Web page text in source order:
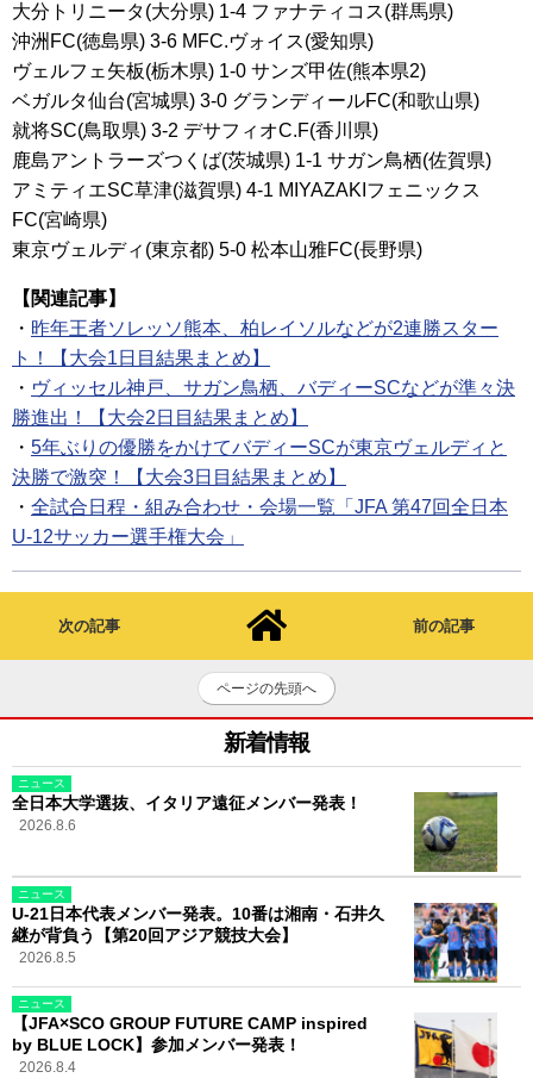
大分トリニータ(大分県) 1-4 ファナティコス(群馬県)
沖洲FC(徳島県) 3-6 MFC.ヴォイス(愛知県)
ヴェルフェ矢板(栃木県) 1-0 サンズ甲佐(熊本県2)
ベガルタ仙台(宮城県) 3-0 グランディールFC(和歌山県)
就将SC(鳥取県) 3-2 デサフィオC.F(香川県)
鹿島アントラーズつくば(茨城県) 1-1 サガン鳥栖(佐賀県)
アミティエSC草津(滋賀県) 4-1 MIYAZAKIフェニックス
FC(宮崎県)
東京ヴェルディ(東京都) 5-0 松本山雅FC(長野県)
【関連記事】
・ 昨年王者ソレッソ熊本、柏レイソルなどが2連勝スター
ト！【大会1日目結果まとめ】
・ ヴィッセル神戸、サガン鳥栖、バディーSCなどが準々決
勝進出！【大会2日目結果まとめ】
・ 5年ぶりの優勝をかけてバディーSCが東京ヴェルディと
決勝で激突！【大会3日目結果まとめ】
・ 全試合日程・組み合わせ・会場一覧「JFA 第47回全日本
U-12サッカー選手権大会」
次の記事 前の記事
ページの先頭へ
新着情報
ニュース
全日本大学選抜、イタリア遠征メンバー発表！
2026.8.6
ニュース
U-21日本代表メンバー発表。10番は湘南・石井久
継が背負う【第20回アジア競技大会】
2026.8.5
ニュース
【JFA×SCO GROUP FUTURE CAMP inspired
by BLUE LOCK】参加メンバー発表！
2026.8.4